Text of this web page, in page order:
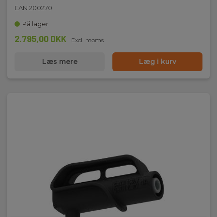
UN38.3
EAN 200270
På lager
2.795,00 DKK Excl. moms
Læs mere Læg i kurv